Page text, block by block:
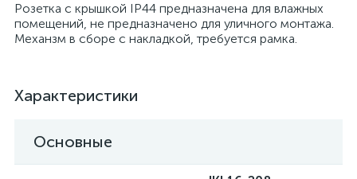
Розетка с крышкой IP44 предназначена для влажных
помещений, не предназначено для уличного монтажа.
Механзм в сборе с накладкой, требуется рамка.
Характеристики
Основные